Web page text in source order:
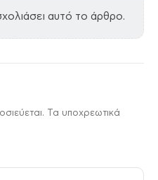
αυτό το άρθρο.
Τα υποχρεωτικά